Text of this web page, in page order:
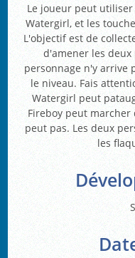
Le joueur peut utiliser
Watergirl, et les
L'objectif est de
d'amener les deux
personnage n'y arrive
le niveau. Fais
Watergirl peut
Fireboy peut marcher
peut pas. Les deux
les